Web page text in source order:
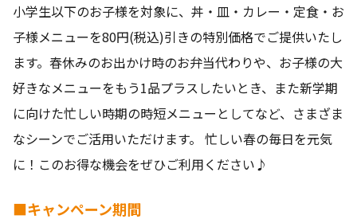
小学生以下のお子様を対象に、丼・皿・カレー・定食・お
子様メニューを80円(税込)引きの特別価格でご提供いたし
ます。春休みのお出かけ時のお弁当代わりや、お子様の大
好きなメニューをもう1品プラスしたいとき、また新学期
に向けた忙しい時期の時短メニューとしてなど、さまざま
なシーンでご活用いただけます。 忙しい春の毎日を元気
に！このお得な機会をぜひご利用ください♪
■キャンペーン期間